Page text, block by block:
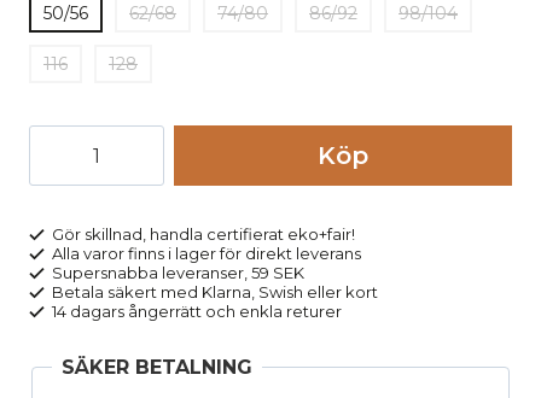
50/56 62/68 74/80 86/92 98/104
116 128
bomull
grön
mängd
Köp
Gör skillnad, handla certifierat eko+fair!
Alla varor finns i lager för direkt leverans
Supersnabba leveranser, 59 SEK
Betala säkert med Klarna, Swish eller kort
14 dagars ångerrätt och enkla returer
SÄKER BETALNING